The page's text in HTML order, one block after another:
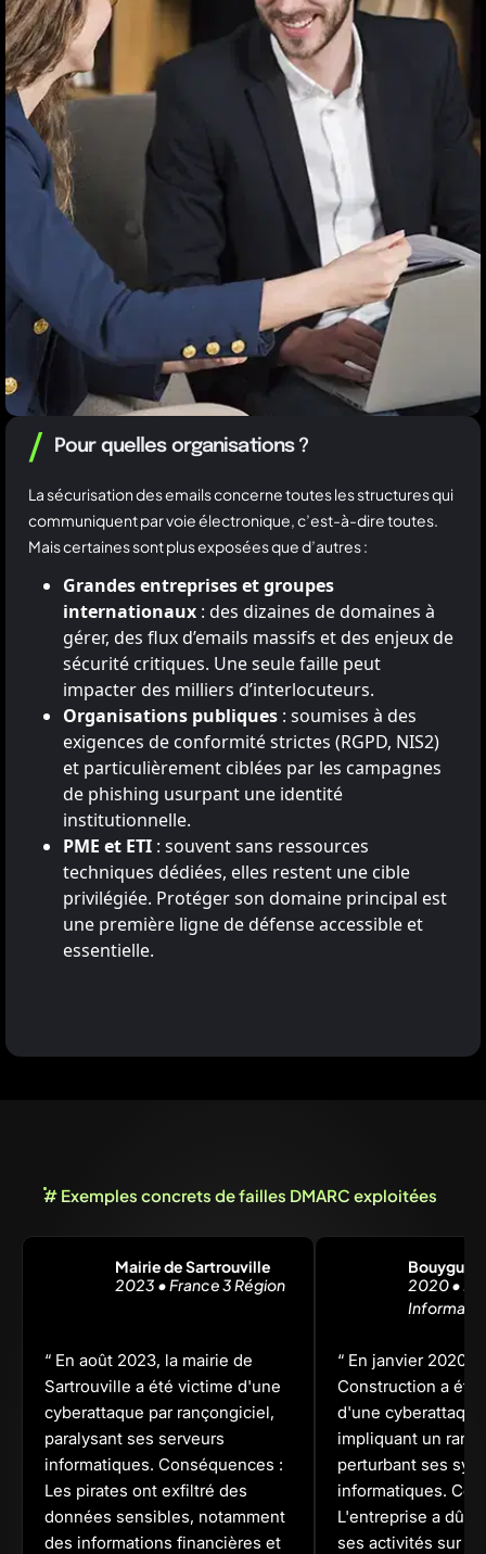
/ Pour quelles organisations ?
La sécurisation des emails concerne toutes les structures qui
communiquent par voie électronique, c’est-à-dire toutes.
Mais certaines sont plus exposées que d’autres :
Grandes entreprises et groupes
internationaux : des dizaines de domaines à
gérer, des flux d’emails massifs et des enjeux de
sécurité critiques. Une seule faille peut
impacter des milliers d’interlocuteurs.
Organisations publiques : soumises à des
exigences de conformité strictes (RGPD, NIS2)
et particulièrement ciblées par les campagnes
de phishing usurpant une identité
institutionnelle.
PME et ETI : souvent sans ressources
techniques dédiées, elles restent une cible
privilégiée. Protéger son domaine principal est
une première ligne de défense accessible et
essentielle.
# Exemples concrets de failles DMARC exploitées
Mairie de Sartrouville
2023 • France 3 Région
“ En août 2023, la mairie de
Sartrouville a été victime d'une
cyberattaque par rançongiciel,
paralysant ses serveurs
informatiques. Conséquences :
Les pirates ont exfiltré des
données sensibles, notamment
des informations financières et
2020 • Le
“ En janvier 2020,
Construction a été
d'une
impliquant un
perturbant ses
informatiques.
L'entreprise a dû
ses activités sur